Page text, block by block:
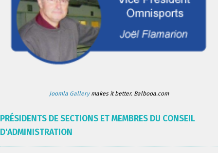
Joomla Gallerymakes it better. Balbooa.com
PRÉSIDENTS DE SECTIONS ET MEMBRES DU CONSEIL
D'ADMINISTRATION